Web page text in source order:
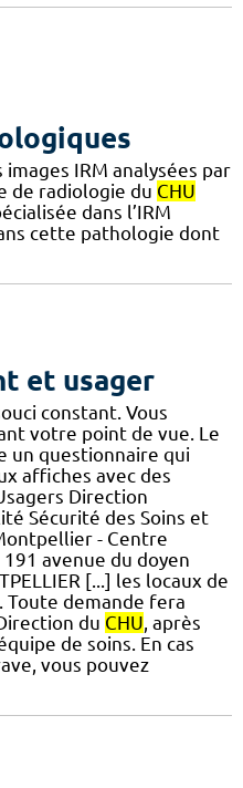
IRM analysées par
de radiologie du CHU
dans l’IRM
cette pathologie dont
et usager
constant. Vous
votre point de vue. Le
un questionnaire qui
affiches avec des
Direction
Sécurité des Soins et
- Centre
avenue du doyen
[...] les locaux de
Toute demande fera
du CHU, après
de soins. En cas
vous pouvez